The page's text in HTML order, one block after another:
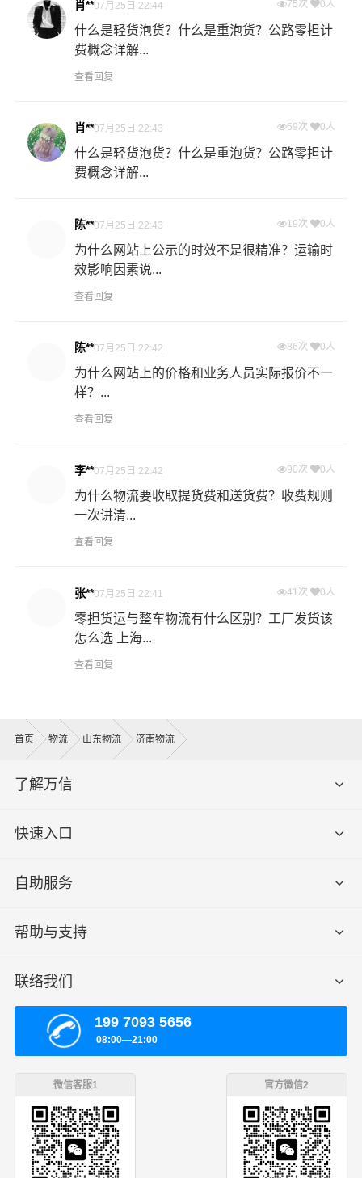
肖**07月25日 22:44 75次 0人
什么是轻货泡货？什么是重泡货？公路零担计
费概念详解...
查看回复
肖**07月25日 22:43 69次 0人
什么是轻货泡货？什么是重泡货？公路零担计
费概念详解...
陈**07月25日 22:43 19次 0人
为什么网站上公示的时效不是很精准？运输时
效影响因素说...
查看回复
陈**07月25日 22:42 86次 0人
为什么网站上的价格和业务人员实际报价不一
样？...
查看回复
李**07月25日 22:42 90次 0人
为什么物流要收取提货费和送货费？收费规则
一次讲清...
查看回复
张**07月25日 22:41 41次 0人
零担货运与整车物流有什么区别？工厂发货该
怎么选 上海...
查看回复
首页 物流 山东物流 济南物流
了解万信
快速入口
自助服务
帮助与支持
联络我们
199 7093 5656
08:00—21:00
微信客服1 官方微信2